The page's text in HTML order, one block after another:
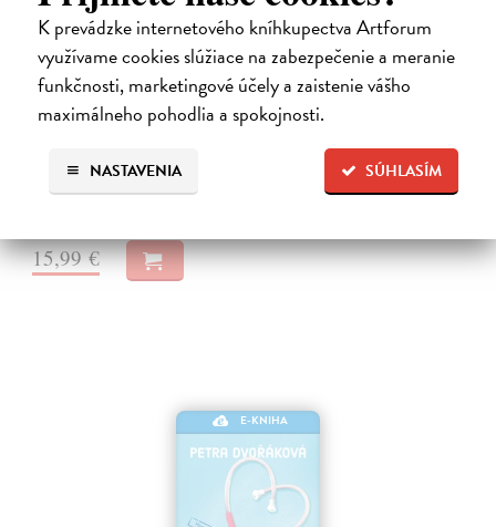
K prevádzke internetového kníhkupectva Artforum
využívame cookies slúžiace na zabezpečenie a meranie
funkčnosti, marketingové účely a zaistenie vášho
maximálneho pohodlia a spokojnosti.
SÚHLASÍM
NASTAVENIA
Systémy něhy
Šindelka Marek| Elektronická kniha
Román o křehkosti, opakování a hledání lidskosti ve světě, který
mohlo působit jako začátek výjimečné kariéry. Talent, disciplínu i
směr.…
15,99 €
E-KNIHA